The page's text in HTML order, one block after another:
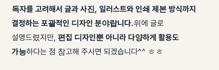
독자를 고려해서 글과 사진, 일러스트와 인쇄 제본 방식까지
결정하는 포괄적인 디자인 분야랍니다.​ 위에 글로
설명드렸지만, 편집 디자인뿐 아니라 다양하게 활용도
가능하다는 점 참고해 주시면 되겠습니다^^ ㅎㅎ